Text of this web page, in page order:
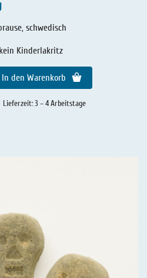
schwedisch
Kinderlakritz
In den Warenkorb
Lieferzeit: 3 – 4 Arbeitstage